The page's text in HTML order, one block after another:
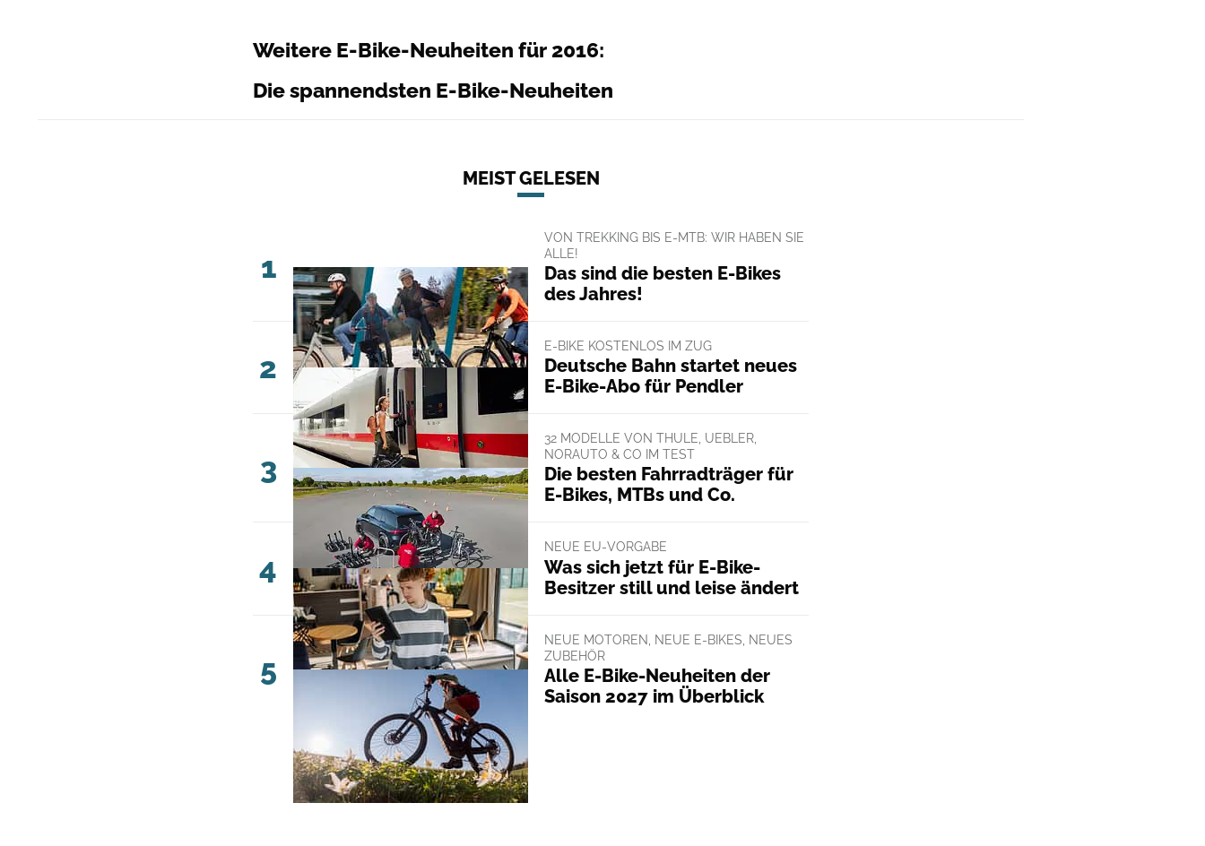
Weitere E-Bike-Neuheiten für 2016:
Die spannendsten E-Bike-Neuheiten
MEIST GELESEN
1
VON TREKKING BIS E-MTB: WIR HABEN SIE
ALLE!
Das sind die besten E-Bikes
des Jahres!
2
E-BIKE KOSTENLOS IM ZUG
Deutsche Bahn startet neues
E-Bike-Abo für Pendler
3
32 MODELLE VON THULE, UEBLER,
NORAUTO & CO IM TEST
Die besten Fahrradträger für
E-Bikes, MTBs und Co.
4
NEUE EU-VORGABE
Was sich jetzt für E-Bike-
Besitzer still und leise ändert
5
NEUE MOTOREN, NEUE E-BIKES, NEUES
ZUBEHÖR
Alle E-Bike-Neuheiten der
Saison 2027 im Überblick